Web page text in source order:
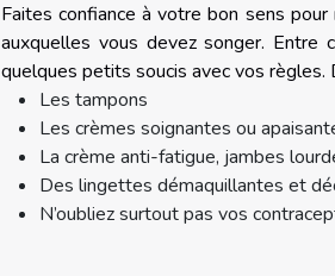
Faites confiance à votre bon sens
auxquelles vous devez songer. Entre
quelques petits soucis avec vos
Les tampons
Les crèmes soignantes ou
La crème anti-fatigue, jambes
Des lingettes démaquillantes et
N’oubliez surtout pas vos